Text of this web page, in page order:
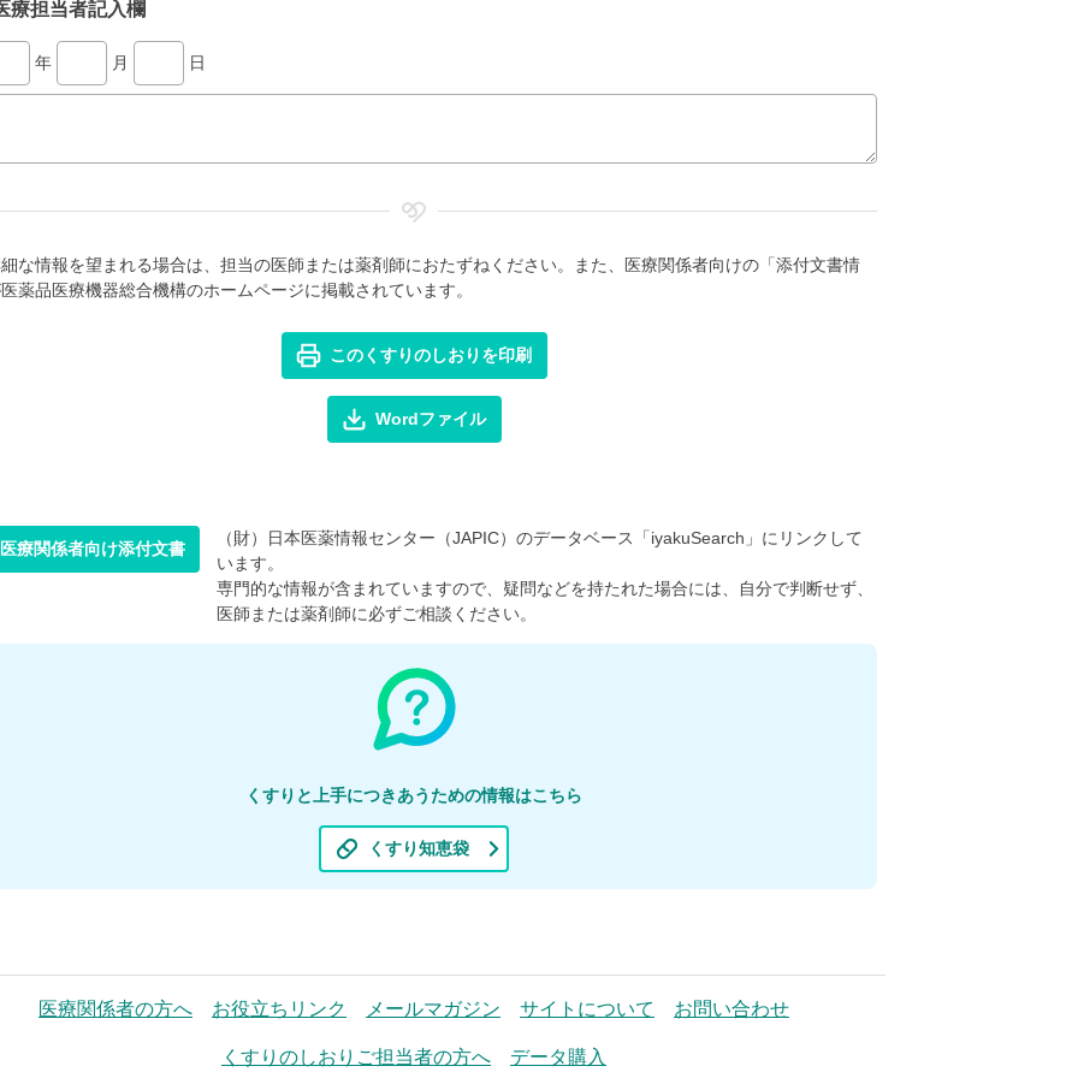
療担当者記入欄
年 月 日
な情報を望まれる場合は、担当の医師または薬剤師におたずねください。また、医療関係者向けの「添付文書情
薬品医療機器総合機構のホームページに掲載されています。
このくすりのしおりを印刷
Wordファイル
医療関係者向け添付文書
（財）日本医薬情報センター（JAPIC）のデータベース「iyakuSearch」にリンクして
います。
専門的な情報が含まれていますので、疑問などを持たれた場合には、自分で判断せず、
医師または薬剤師に必ずご相談ください。
くすりと上手につきあうための情報はこちら
くすり知恵袋
医療関係者の方へ お役立ちリンク メールマガジン サイトについて お問い合わせ
くすりのしおりご担当者の方へ データ購入